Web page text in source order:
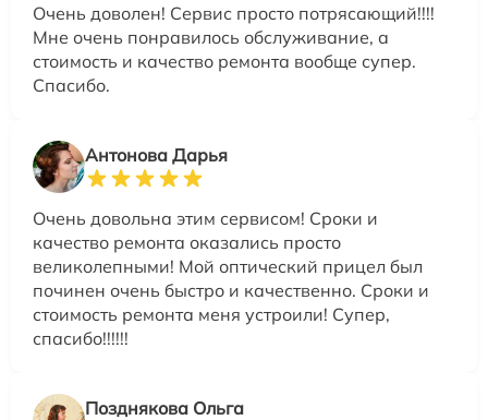
Очень доволен! Сервис просто потрясающий!!!!
Мне очень понравилось обслуживание, а
стоимость и качество ремонта вообще супер.
Спасибо.
Антонова Дарья
Очень довольна этим сервисом! Сроки и
качество ремонта оказались просто
великолепными! Мой оптический прицел был
починен очень быстро и качественно. Сроки и
стоимость ремонта меня устроили! Супер,
спасибо!!!!!!
Позднякова Ольга